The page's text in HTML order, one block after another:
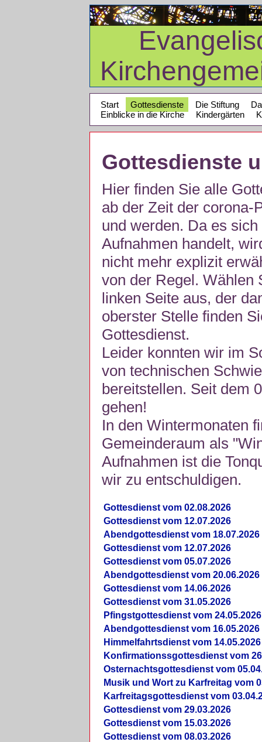
Start Gottesdienste Die Stiftung
Einblicke in die Kirche
Kindergärten
Gottesdienste
Hier finden Sie alle
ab der Zeit der corona-
und werden. Da es
Aufnahmen handelt,
nicht mehr explizit
von der Regel. Wählen
linken Seite aus, der
oberster Stelle finden
Gottesdienst.
Leider konnten wir im
von technischen
bereitstellen. Seit dem
gehen!
In den Wintermonaten
Gemeinderaum als
Aufnahmen ist die
wir zu entschuldigen.
Gottesdienst vom 02.08.2026
Gottesdienst vom 12.07.2026
Abendgottesdienst vom 18.07.2026
Gottesdienst vom 12.07.2026
Gottesdienst vom 05.07.2026
Abendgottesdienst vom 20.06.2026
Gottesdienst vom 14.06.2026
Gottesdienst vom 31.05.2026
Pfingstgottesdienst vom 24.05.2026
Abendgottesdienst vom 16.05.2026
Himmelfahrtsdienst vom 14.05.2026
Konfirmationssgottesdienst vom
Osternachtsgottesdienst vom
Musik und Wort zu Karfreitag vom
Karfreitagsgottesdienst vom
Gottesdienst vom 29.03.2026
Gottesdienst vom 15.03.2026
Gottesdienst vom 08.03.2026